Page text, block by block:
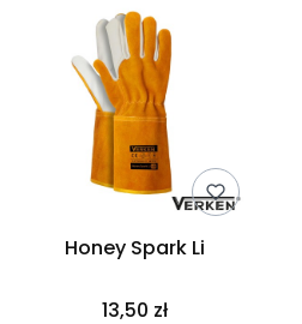
Honey Spark Li
Cena
13,50 zł